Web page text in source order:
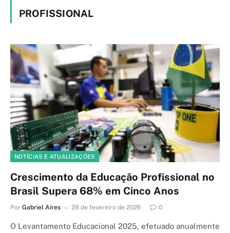
PROFISSIONAL
NOTÍCIAS E ATUALIZAÇÕES
Crescimento da Educação Profissional no
Brasil Supera 68% em Cinco Anos
Por Gabriel Aires 28 de fevereiro de 2026 0
O Levantamento Educacional 2025, efetuado anualmente